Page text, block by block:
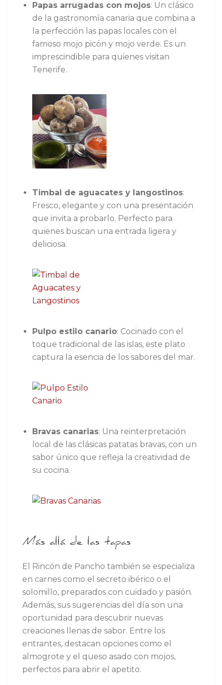
Papas arrugadas con mojos: Un clásico
de la gastronomía canaria que combina a
la perfección las papas locales con el
famoso mojo picón y mojo verde. Es un
imprescindible para quienes visitan
Tenerife.
Timbal de aguacates y langostinos:
Fresco, elegante y con una presentación
que invita a probarlo. Perfecto para
quienes buscan una entrada ligera y
deliciosa.
Pulpo estilo canario: Cocinado con el
toque tradicional de las islas, este plato
captura la esencia de los sabores del mar.
Bravas canarias: Una reinterpretación
local de las clásicas patatas bravas, con un
sabor único que refleja la creatividad de
su cocina.
Más allá de las tapas
El Rincón de Pancho también se especializa
en carnes como el secreto ibérico o el
solomillo, preparados con cuidado y pasión.
Además, sus sugerencias del día son una
oportunidad para descubrir nuevas
creaciones llenas de sabor. Entre los
entrantes, destacan opciones como el
almogrote y el queso asado con mojos,
perfectos para abrir el apetito.